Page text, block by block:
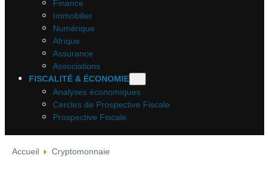
Finance
Immobilier
Numérique
Afrique
Assurance
Associations
FISCALITÉ & ÉCONOMIE
Analyses économiques
Cercles de Prospective Fiscale
Prospective Fiscale
Accueil Cryptomonnaie